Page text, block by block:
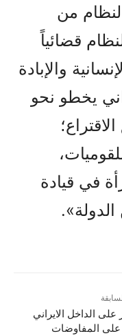
من
قضائياً
والإبادة
يخطو نحو
في قيادة
على الداخل الايراني
المفاوضات